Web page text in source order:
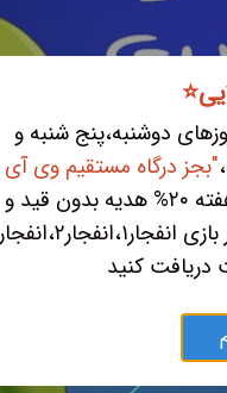
در روزهای دوشنبه،پنج شنبه و
"بجز درگاه مستقیم وی آی
۵۰% هدیه و برای بقیه روزهای هفته ۲۰% هدیه بدون قید و
شرط ویژه کازینو(قابل استفاده فقط در بازی انفجار۱،انفجار۲،انفجار
دریافت کنید